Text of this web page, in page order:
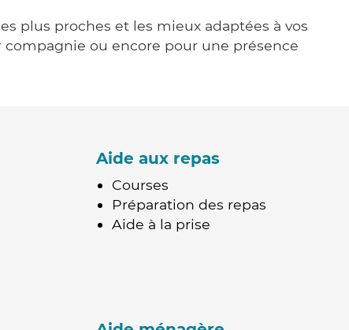
plus proches et les mieux adaptées à vos
ou encore pour une présence
Aide aux repas
Courses
Préparation des repas
Aide à la prise